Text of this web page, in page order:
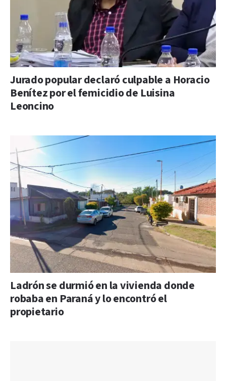
Jurado popular declaró culpable a Horacio
Benítez por el femicidio de Luisina
Leoncino
Ladrón se durmió en la vivienda donde
robaba en Paraná y lo encontró el
propietario